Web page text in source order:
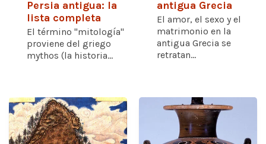
Persia antigua: la
lista completa
El término "mitología"
proviene del griego
mythos (la historia...
antigua Grecia
El amor, el sexo y el
matrimonio en la
antigua Grecia se
retratan...